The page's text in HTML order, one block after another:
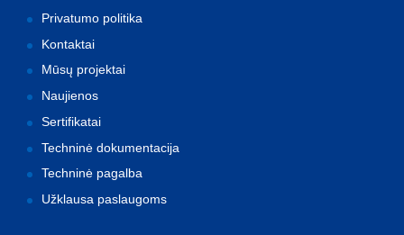
Privatumo politika
Kontaktai
Mūsų projektai
Naujienos
Sertifikatai
Techninė dokumentacija
Techninė pagalba
Užklausa paslaugoms